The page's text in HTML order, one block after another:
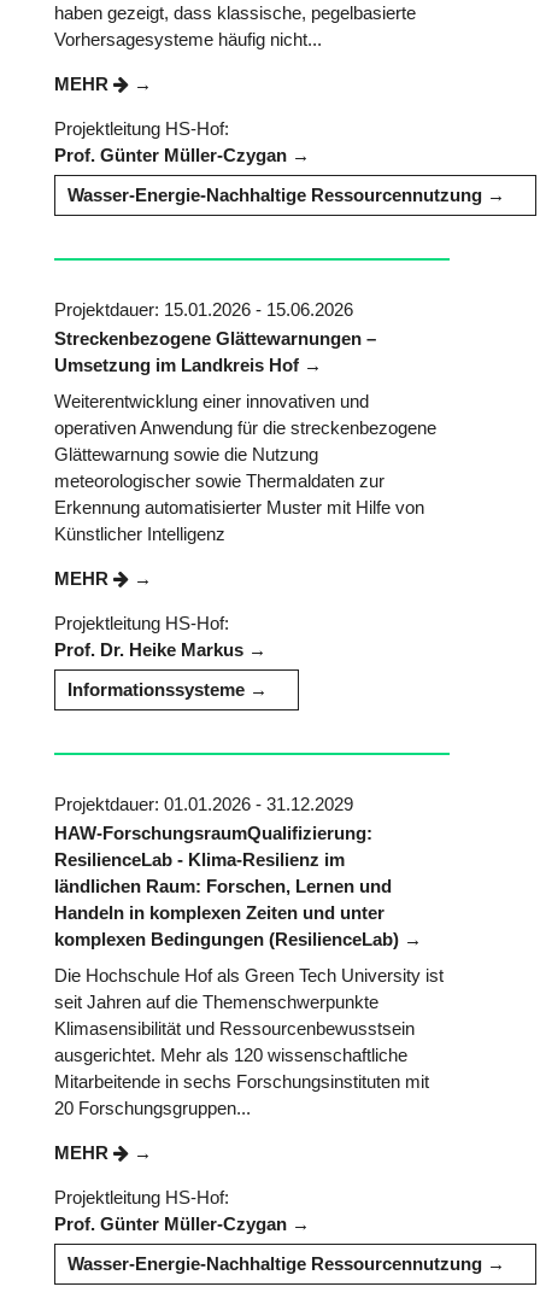
haben gezeigt, dass klassische, pegelbasierte
Vorhersagesysteme häufig nicht...
MEHR
Projektleitung HS-Hof:
Prof. Günter Müller-Czygan
Wasser-Energie-Nachhaltige Ressourcennutzung
Projektdauer: 15.01.2026 - 15.06.2026
Streckenbezogene Glättewarnungen –
Umsetzung im Landkreis Hof
Weiterentwicklung einer innovativen und
operativen Anwendung für die streckenbezogene
Glättewarnung sowie die Nutzung
meteorologischer sowie Thermaldaten zur
Erkennung automatisierter Muster mit Hilfe von
Künstlicher Intelligenz
MEHR
Projektleitung HS-Hof:
Prof. Dr. Heike Markus
Informationssysteme
Projektdauer: 01.01.2026 - 31.12.2029
HAW-ForschungsraumQualifizierung:
ResilienceLab - Klima-Resilienz im
ländlichen Raum: Forschen, Lernen und
Handeln in komplexen Zeiten und unter
komplexen Bedingungen (ResilienceLab)
Die Hochschule Hof als Green Tech University ist
seit Jahren auf die Themenschwerpunkte
Klimasensibilität und Ressourcenbewusstsein
ausgerichtet. Mehr als 120 wissenschaftliche
Mitarbeitende in sechs Forschungsinstituten mit
20 Forschungsgruppen...
MEHR
Projektleitung HS-Hof:
Prof. Günter Müller-Czygan
Wasser-Energie-Nachhaltige Ressourcennutzung